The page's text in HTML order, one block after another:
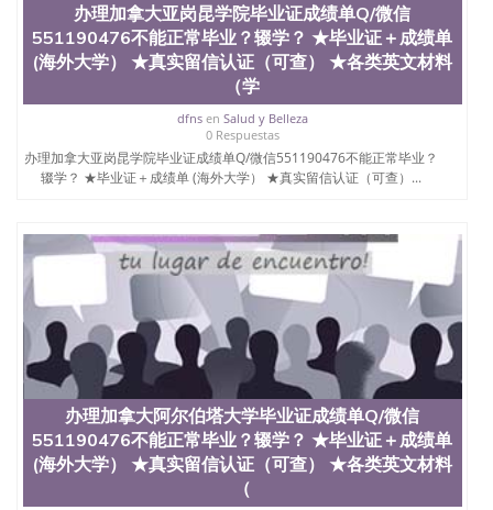
办理加拿大亚岗昆学院毕业证成绩单Q/微信
551190476不能正常毕业？辍学？ ★毕业证＋成绩单
(海外大学） ★真实留信认证（可查） ★各类英文材料
（学
dfnsen Salud y Belleza
0 Respuestas
办理加拿大亚岗昆学院毕业证成绩单Q/微信551190476不能正常毕业？
辍学？ ★毕业证＋成绩单 (海外大学） ★真实留信认证（可查）...
办理加拿大阿尔伯塔大学毕业证成绩单Q/微信
551190476不能正常毕业？辍学？ ★毕业证＋成绩单
(海外大学） ★真实留信认证（可查） ★各类英文材料
（